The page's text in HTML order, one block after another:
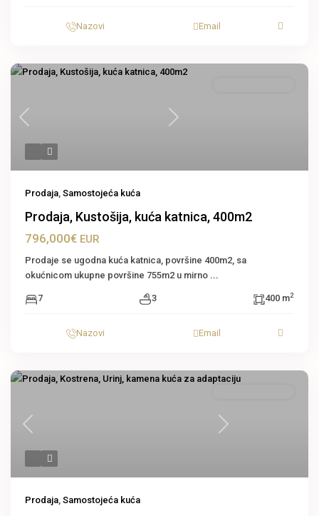
Nazovi Email
Previous Next
Prodaja, Samostojeća kuća
Prodaja, Kustošija, kuća katnica, 400m2
796,000€ EUR
Prodaje se ugodna kuća katnica, površine 400m2, sa
okućnicom ukupne površine 755m2 u mirno ...
7 3 400 m2
Nazovi Email
Previous Next
Prodaja, Samostojeća kuća